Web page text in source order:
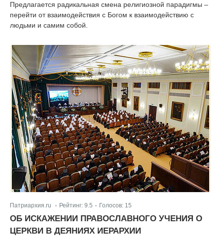
Предлагается радикальная смена религиозной парадигмы –
перейти от взаимодействия с Богом к взаимодействию с
людьми и самим собой.
Патриархия.ru | Рейтинг: 9.5 Голосов: 15
ОБ ИСКАЖЕНИИ ПРАВОСЛАВНОГО УЧЕНИЯ О
ЦЕРКВИ В ДЕЯНИЯХ ИЕРАРХИИ